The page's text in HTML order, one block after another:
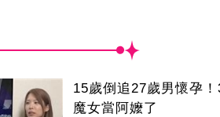
15歲倒追27歲男懷孕
魔女當阿嬤了